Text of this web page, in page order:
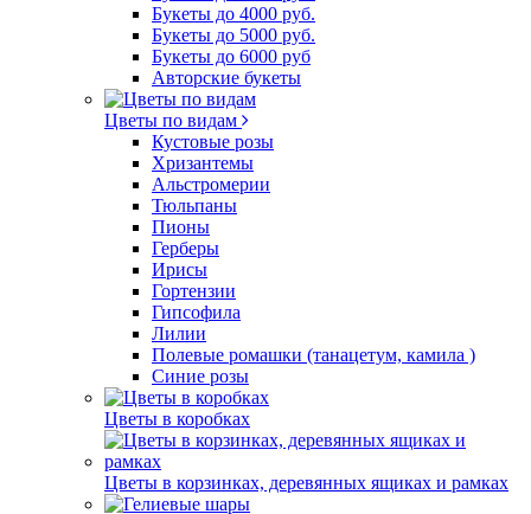
Букеты до 4000 руб.
Букеты до 5000 руб.
Букеты до 6000 руб
Авторские букеты
Цветы по видам
Кустовые розы
Хризантемы
Альстромерии
Тюльпаны
Пионы
Герберы
Ирисы
Гортензии
Гипсофила
Лилии
Полевые ромашки (танацетум, камила )
Синие розы
Цветы в коробках
Цветы в корзинках, деревянных ящиках и рамках